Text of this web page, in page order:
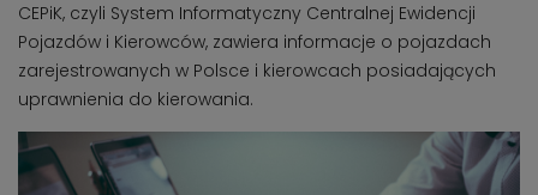
CEPiK, czyli System Informatyczny Centralnej Ewidencji
Pojazdów i Kierowców, zawiera informacje o pojazdach
zarejestrowanych w Polsce i kierowcach posiadających
uprawnienia do kierowania.